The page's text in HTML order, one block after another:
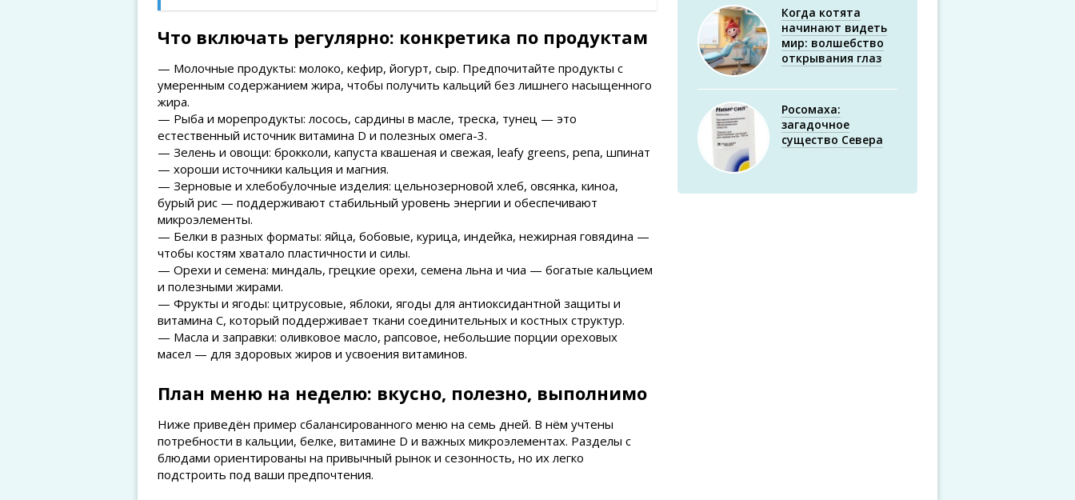
Что включать регулярно: конкретика по продуктам
— Молочные продукты: молоко, кефир, йогурт, сыр. Предпочитайте продукты с
умеренным содержанием жира, чтобы получить кальций без лишнего насыщенного
жира.
— Рыба и морепродукты: лосось, сардины в масле, треска, тунец — это
естественный источник витамина D и полезных омега-3.
— Зелень и овощи: брокколи, капуста квашеная и свежая, leafy greens, репа, шпинат
— хороши источники кальция и магния.
— Зерновые и хлебобулочные изделия: цельнозерновой хлеб, овсянка, киноа,
бурый рис — поддерживают стабильный уровень энергии и обеспечивают
микроэлементы.
— Белки в разных форматы: яйца, бобовые, курица, индейка, нежирная говядина —
чтобы костям хватало пластичности и силы.
— Орехи и семена: миндаль, грецкие орехи, семена льна и чиа — богатые кальцием
и полезными жирами.
— Фрукты и ягоды: цитрусовые, яблоки, ягоды для антиоксидантной защиты и
витамина C, который поддерживает ткани соединительных и костных структур.
— Масла и заправки: оливковое масло, рапсовое, небольшие порции ореховых
масел — для здоровых жиров и усвоения витаминов.
План меню на неделю: вкусно, полезно, выполнимо
Ниже приведён пример сбалансированного меню на семь дней. В нём учтены
потребности в кальции, белке, витамине D и важных микроэлементах. Разделы с
блюдами ориентированы на привычный рынок и сезонность, но их легко
подстроить под ваши предпочтения.
Когда котята
начинают видеть
мир: волшебство
открывания глаз
Росомаха:
загадочное
существо Севера